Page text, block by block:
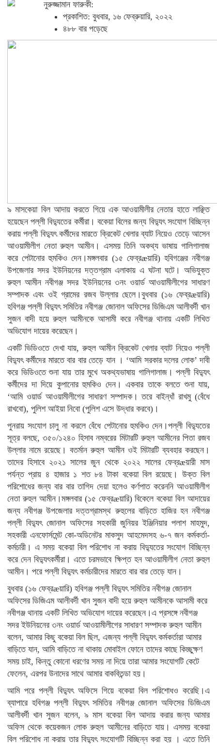
নুরুজ্জামান ফারুকী:
প্রকাশিত: বুধবার, ১৬ ফেব্রুয়ারি, ২০২২
৪৮৮ বার পড়েছে
৯ মাসকেয়া বিল আদায় করতে গিয়ে এক আওয়ামীলীর নেতার হাতে লাঞ্ছিত
হয়েছেন পল্লী বিদ্যুতের কর্মীরা। বকেয়া বিলের জন্য বিদ্যুৎ সংযোগ বিচ্ছিন্ন
করায় পল্লী বিদ্যুৎ কর্মীদের মারতে ক্রিকেট খেলার ব্যাট নিয়েও তেড়ে আসেন
আওয়ামীলীগ নেতা রুহুল আমীন। এসময় তিনি অকথ্য ভাষায় গালিগালাজ
করে পেটানোর হুমকিও দেন।মঙ্গলবার (১৫ ফেব্রæয়ারি) হবিগঞ্জের নবীগঞ্জ
উপজেলার সদর ইউনিয়নের দত্তগ্রাম এলাকায় এ ঘটনা ঘটে। অভিযুক্ত
রুহুল আমীন নবীগঞ্জ সদর ইউনিয়নের ৩নং ওয়ার্ড আওয়ামীলীগের সাধারণ
সম্পাদক এবং ওই গ্রামের রজব উল্লার ছেলে।বুধবার (১৬ ফেব্রæয়ারি)
হবিগঞ্জ পল্লী বিদ্যুৎ সমিতির নবীগঞ্জ জোনাল অফিসের ডিজিএম আলীবর্দী খান
সুজন বাদী হয়ে রুহুল আমীনকে আসামী করে নবীগঞ্জ থানায় একটি লিখিত
অভিযোগ দায়ের করেছেন।
একটি ভিডিওতে দেখা যায়, রুহুল আমীন ক্রিকেট খেলার ব্যাট নিয়েও পল্লী
বিদ্যুৎ কর্মীদের মারতে বার বার তেড়ে যান । ‘আমি সরকার দলের লোক’ দাবী
করে ভিডিওতে শুনা যায় তার মুখে অকথ্যভাষায় গালিগালাজ। পল্লী বিদ্যুৎ
কর্মীদের দা দিয়ে কুপানোর হুমকিও দেন। একবার তাকে বলতে শুনা যায়,
‘আমি ওয়ার্ড আওয়ামীলীগের সাধারণ সম্পাদক। তরে বাইন্ধাঁ রাখমু (বেঁধে
রাখবো), পুলিশ আইয়া নিবো (পুলিশ এসে উদ্ধার করবে)।
পুনরায় সংযোগ চালু না করলে বেঁধে পেটানোর হুমকিও দেন।পল্লী বিদ্যুতের
সূত্র বলছে, ৩৫০/১২৪০ হিসাব নম্বরের মিটারটি রুহুল আমীনের পিতা রজব
উল্লার নামে রয়েছে। বতর্মান রুহুল আমীন ওই মিটারটি ব্যবহার করছেন।
তাদের হিসাবে ২০২১ সালের জুন থেকে ২০২২ সালের ফেব্রæয়ারী মাস
পর্যন্ত প্রায় ৪ হাজার ১ শত ৮৪ টাকা বকেয়া বিল রয়েছে। উক্ত বিল
পরিশোধের জন্য বার বার তাগিদ দেয়া হলেও কর্ণপাত করেননি আওয়ামীলীগ
নেতা রুহুল আমীন।মঙ্গলবার (১৫ ফেব্রæয়ারি) বিকেলে বকেয়া বিল আদায়ের
জন্য নবীগঞ্জ উপজেলার দত্তগ্রামস্থ রুহুলের বাড়িতে হাজির হন নবীগঞ্জ
পল্লী বিদ্যুৎ জোনাল অফিসের সহকারী জুনিয়র ইঞ্জিনিয়ার পলাশ মাহমুদ,
সহকারী এনফোর্সমেন্ট কো-অডিনেটর মাকসুদ আহমেদসহ ৬-৭ জন কর্মকর্তা-
কর্মচারী। এ সময় বকেয়া বিল পরিশোধ না করায় বিদ্যুতের সংযোগ বিচ্ছিন্ন
করে দেন বিদ্যুৎকর্মীরা। এতে চরমভাবে ক্ষিপ্ত হন আওয়ামীলীগ নেতা রুহুল
আমীন। পরে পল্লী বিদ্যুৎ কর্মচারীদের মারতে বার বার তেড়ে যান।
বুধবার (১৬ ফেব্রæয়ারি) হবিগঞ্জ পল্লী বিদ্যুৎ সমিতির নবীগঞ্জ জোনাল
অফিসের ডিজিএম আলীবর্দী খান সুজন বাদী হয়ে রুহুল আমীনকে আসামী করে
নবীগঞ্জ থানায় একটি লিখিত অভিযোগ দায়ের করেছেন।এ প্রসঙ্গে নবীগঞ্জ
সদর ইউনিয়নের ৩নং ওয়ার্ড আওয়ামীলীগের সাধারণ সম্পাদক রুহুল আমীন
বলেন, আমার কিছু বকেয়া বিল ছিল, এজন্য পল্লী বিদ্যুৎ কর্মকর্তারা আমার
বাড়িতে যান, আমি বাড়িতে না থাকায় মোবাইল ফোনে তাদের কাছে কিচ্ছুক্ষণ
সময় চাই, কিন্তু কোনো ধরণের সময় না দিয়ে তারা আমার সংযোগটি কেটে
ফেলেন, এরপর উনাদের সাথে আমার বাকবিতন্ডা হয়।
আমি পরে পল্লী বিদ্যুৎ অফিসে গিয়ে বকেয়া বিল পরিশোধও করেছি।এ
ব্যাপারে হবিগঞ্জ পল্লী বিদ্যুৎ সমিতির নবীগঞ্জ জোনাল অফিসের ডিজিএম
আলীবর্দী খান সুজন বলেন, ৯ মাস বকেয়া বিল আদায় করার জন্য আমার
অফিস থেকে কয়েকজন লোক রুহুল আমীনের বাড়িতে যায়। এসময় বকেয়া
বিল পরিশোধ না করায় তার বিদ্যুৎ সংযোগটি বিচ্ছিন্ন করা হয় । এতে তিনি